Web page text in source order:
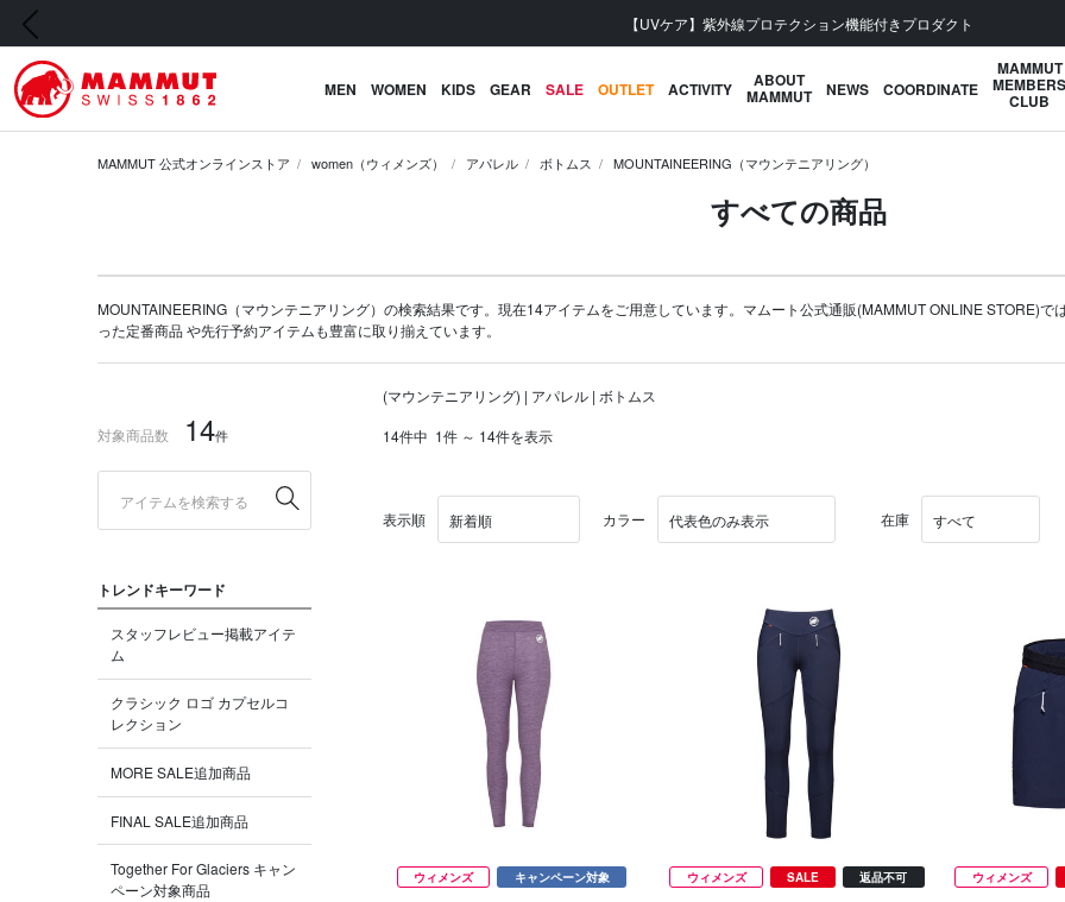
【UVケア】紫外線プロテクション機能付きプロダクト
前の画像
MEN WOMEN KIDS GEAR SALE OUTLET ACTIVITY ABOUT
MAMMUT NEWS COORDINATE
MAMMUT
MEMBERS
CLUB
MAMMUT 公式オンラインストア women（ウィメンズ） アパレル ボトムス MOUNTAINEERING（マウンテニアリング）
すべての商品
MOUNTAINEERING（マウンテニアリング）の検索結果です。現在14アイテムをご用意しています。マムート公式通販(MAMMUT ONLINE STORE)で
った定番商品 や先行予約アイテムも豊富に取り揃えています。
対象商品数 14件
トレンドキーワード
スタッフレビュー掲載アイテ
ム
クラシック ロゴ カプセルコ
レクション
MORE SALE追加商品
FINAL SALE追加商品
Together For Glaciers キャン
ペーン対象商品
(マウンテニアリング) | アパレル | ボトムス
14件中 1件 ～ 14件を表示
表示順 カラー 在庫
ウィメンズ キャンペーン対象 ウィメンズ SALE 返品不可 ウィメンズ